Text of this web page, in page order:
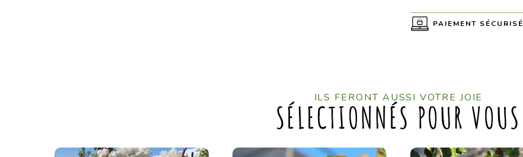
PAIEMENT SÉCURISÉ
ILS FERONT AUSSI VOTRE JOIE
SÉLECTIONNÉS POUR VOUS